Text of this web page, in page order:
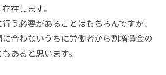
在します。
う必要があることはもちろんですが、
合わないうちに労働者から割増賃金の
あると思います。